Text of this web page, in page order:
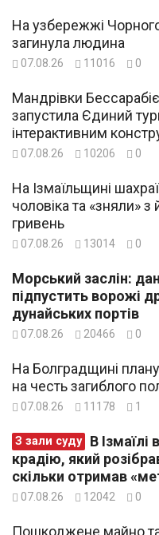
На узбережжі
загинула людина
07.08.26 11016 0
Мандрівки
запустила Єдиний
інтерактивним
07.08.26 10206 0
На Ізмаїльщині
чоловіка та «зняли»
гривень
07.08.26 13014 0
Морський заслін:
підпустить ворожі
дунайських портів
07.08.26 20466 0
На Болградщині
на честь загиблого
07.08.26 11178 1
З зали суду
крадію, який
скільки отримав
07.08.26 12042 0
Пошкоджене майно та